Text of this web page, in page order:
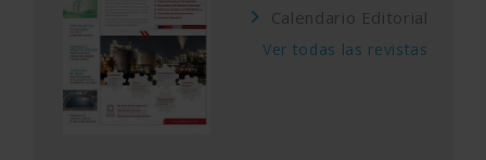
Calendario Editorial
Ver todas las revistas